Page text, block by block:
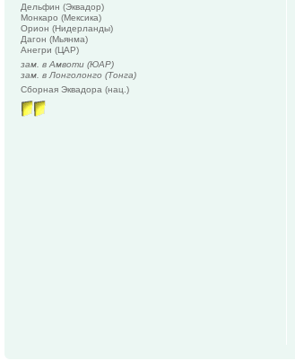
Дельфин (Эквадор)
Монкаро (Мексика)
Орион (Нидерланды)
Дагон (Мьянма)
Анегри (ЦАР)
зам. в Амвоти (ЮАР)
зам. в Лонголонго (Тонга)
Сборная Эквадора (нац.)